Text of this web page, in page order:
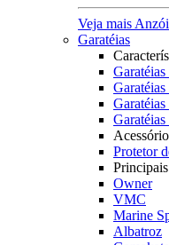
Veja mais
Garatéias
Garatéias
Garatéias
Protetor
Owner
VMC
Marine
Albatroz